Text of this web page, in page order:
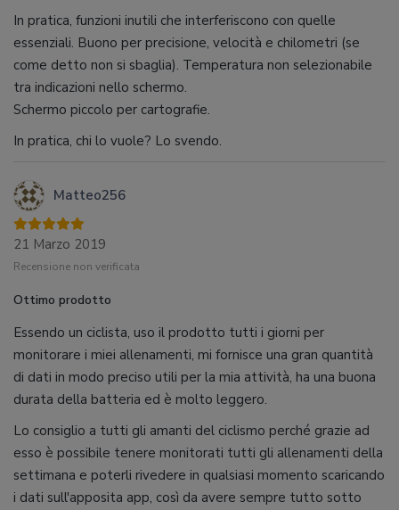
In pratica, funzioni inutili che interferiscono con quelle
essenziali. Buono per precisione, velocità e chilometri (se
come detto non si sbaglia). Temperatura non selezionabile
tra indicazioni nello schermo.
Schermo piccolo per cartografie.
In pratica, chi lo vuole? Lo svendo.
Matteo256
21 Marzo 2019
Recensione non verificata
Ottimo prodotto
Essendo un ciclista, uso il prodotto tutti i giorni per
monitorare i miei allenamenti, mi fornisce una gran quantità
di dati in modo preciso utili per la mia attività, ha una buona
durata della batteria ed è molto leggero.
Lo consiglio a tutti gli amanti del ciclismo perché grazie ad
esso è possibile tenere monitorati tutti gli allenamenti della
settimana e poterli rivedere in qualsiasi momento scaricando
i dati sull'apposita app, così da avere sempre tutto sotto